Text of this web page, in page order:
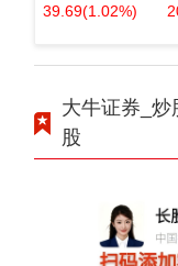
39.69(1.02%)
大牛证券_
股